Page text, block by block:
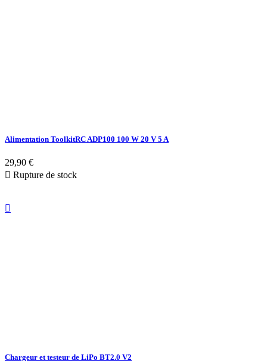
Alimentation ToolkitRC ADP100 100 W 20 V 5 A
29,90 €
 Rupture de stock

Chargeur et testeur de LiPo BT2.0 V2